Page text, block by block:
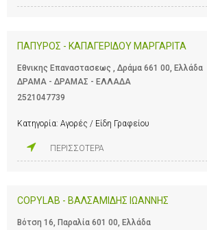
ΠΑΠΥΡΟΣ - ΚΑΠΑΓΕΡΙΔΟΥ ΜΑΡΓΑΡΙΤΑ
Εθνικης Επαναστασεως , Δράμα 661 00, Ελλάδα
ΔΡΑΜΑ - ΔΡΑΜΑΣ - ΕΛΛΑΔΑ
2521047739
Κατηγορία: Αγορές / Είδη Γραφείου
ΠΕΡΙΣΣΟΤΕΡΑ
COPYLAB - ΒΑΛΣΑΜΙΔΗΣ ΙΩΑΝΝΗΣ
Βότση 16, Παραλία 601 00, Ελλάδα